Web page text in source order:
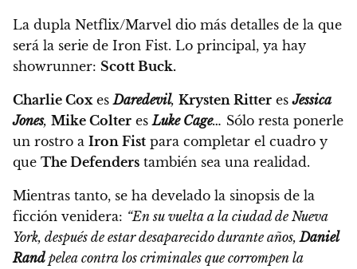
La dupla Netflix/Marvel dio más detalles de la que
será la serie de Iron Fist. Lo principal, ya hay
showrunner: Scott Buck.
Charlie Cox esDaredevil, Krysten Ritter esJessica
Jones, Mike Colter es Luke Cage… Sólo resta ponerle
un rostro a Iron Fist para completar el cuadro y
que The Defenders también sea una realidad.
Mientras tanto, se ha develado la sinopsis de la
ficción venidera: “En su vuelta a la ciudad de Nueva
York, después de estar desaparecido durante años,Daniel
Rand pelea contra los criminales que corrompen la